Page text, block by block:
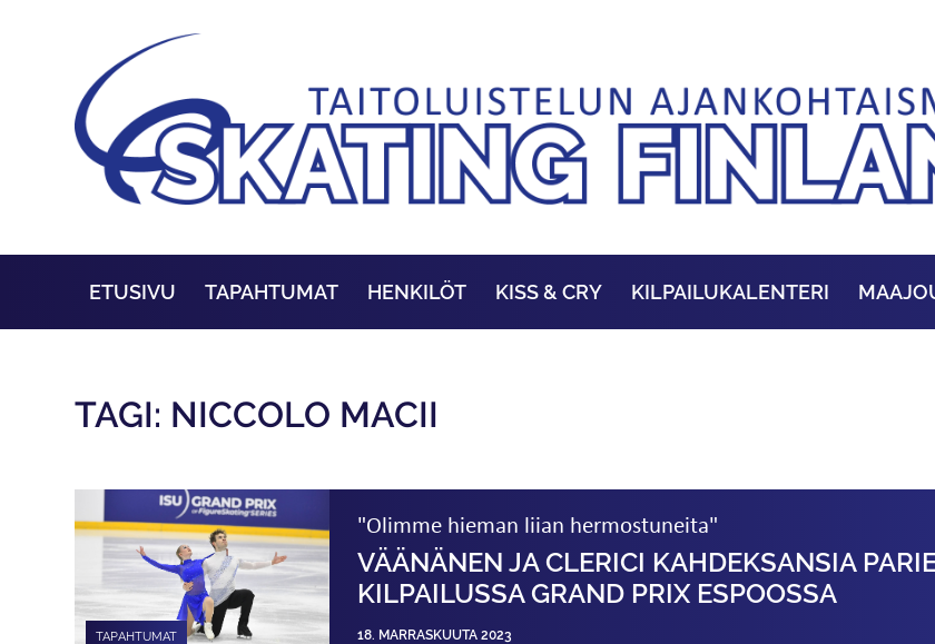
ETUSIVU TAPAHTUMAT HENKILÖT KISS & CRY KILPAILUKALENTERI
TAGI: NICCOLO MACII
TAPAHTUMAT
"Olimme hieman liian hermostuneita"
VÄÄNÄNEN JA CLERICI KAHDEKSANSIA
KILPAILUSSA GRAND PRIX ESPOOSSA
18. MARRASKUUTA 2023